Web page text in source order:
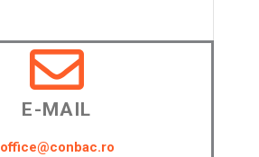
E-MAIL
office@conbac.ro